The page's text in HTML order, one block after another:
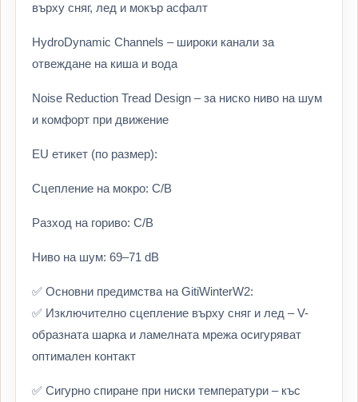
върху сняг, лед и мокър асфалт
HydroDynamic Channels – широки канали за
отвеждане на киша и вода
Noise Reduction Tread Design – за ниско ниво на шум
и комфорт при движение
EU етикет (по размер):
Сцепление на мокро: C/B
Разход на гориво: C/B
Ниво на шум: 69–71 dB
✅ Основни предимства на GitiWinterW2:
✅ Изключително сцепление върху сняг и лед – V-
образната шарка и ламелната мрежа осигуряват
оптимален контакт
✅ Сигурно спиране при ниски температури – къс